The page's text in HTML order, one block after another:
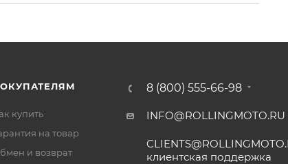
купить
на товар
и возврат
8 (800) 555-66-98
INFO@ROLLINGMOTO.RU
клиентская поддержка